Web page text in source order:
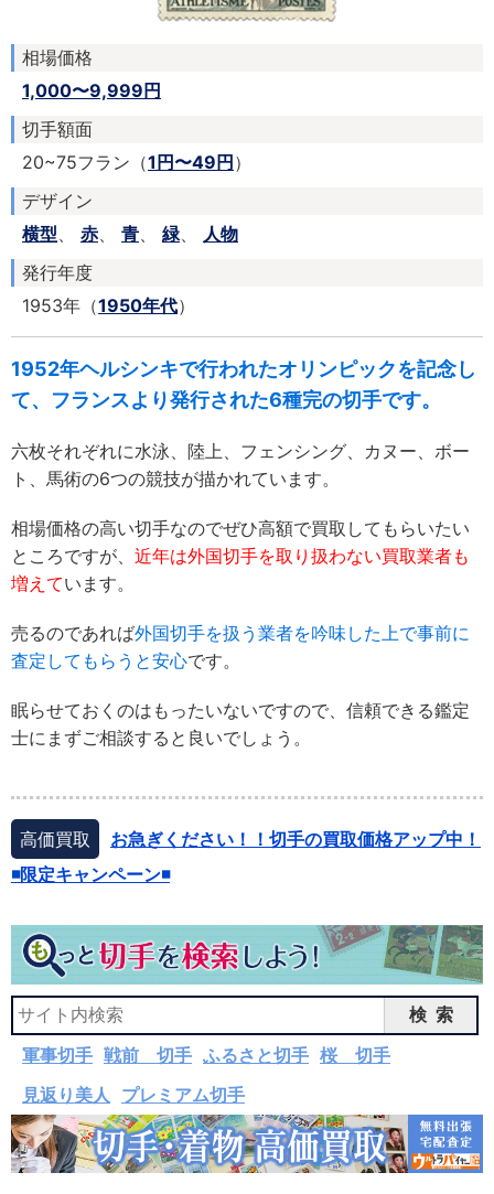
相場価格
1,000〜9,999円
切手額面
20~75フラン（1円〜49円）
デザイン
横型
赤 青 緑
人物
発行年度
1953年（1950年代）
1952年ヘルシンキで行われたオリンピックを記念し
て、フランスより発行された6種完の切手です。
六枚それぞれに水泳、陸上、フェンシング、カヌー、ボー
ト、馬術の6つの競技が描かれています。
相場価格の高い切手なのでぜひ高額で買取してもらいたい
ところですが、 近年は外国切手を取り扱わない買取業者も
増えています。
売るのであれば外国切手を扱う業者を吟味した上で事前に
査定してもらうと安心です。
眠らせておくのはもったいないですので、信頼できる鑑定
士にまずご相談すると良いでしょう。
高価買取
お急ぎください！！切手の買取価格アップ中！
◾️限定キャンペーン◾️
検索
軍事切手 戦前 切手 ふるさと切手 桜 切手
見返り美人
プレミアム切手